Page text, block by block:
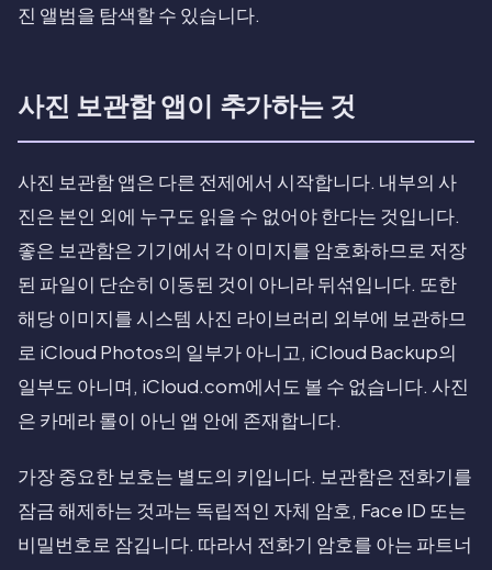
진 앨범을 탐색할 수 있습니다.
사진 보관함 앱이 추가하는 것
사진 보관함 앱은 다른 전제에서 시작합니다. 내부의 사
진은 본인 외에 누구도 읽을 수 없어야 한다는 것입니다.
좋은 보관함은 기기에서 각 이미지를 암호화하므로 저장
된 파일이 단순히 이동된 것이 아니라 뒤섞입니다. 또한
해당 이미지를 시스템 사진 라이브러리 외부에 보관하므
로 iCloud Photos의 일부가 아니고, iCloud Backup의
일부도 아니며, iCloud.com에서도 볼 수 없습니다. 사진
은 카메라 롤이 아닌 앱 안에 존재합니다.
가장 중요한 보호는 별도의 키입니다. 보관함은 전화기를
잠금 해제하는 것과는 독립적인 자체 암호, Face ID 또는
비밀번호로 잠깁니다. 따라서 전화기 암호를 아는 파트너